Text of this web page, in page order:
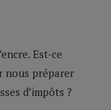
Est-ce
nous préparer
d’impôts ?